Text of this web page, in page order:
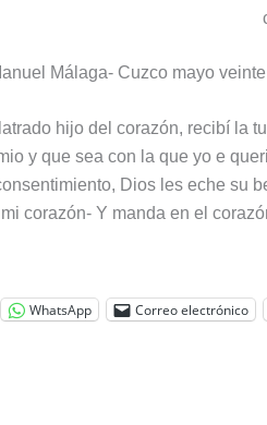
Málaga- Cuzco mayo
hijo del corazón, recibí la
y que sea con la que yo e
Dios les eche su
corazón- Y manda en el
WhatsApp Correo electrónico